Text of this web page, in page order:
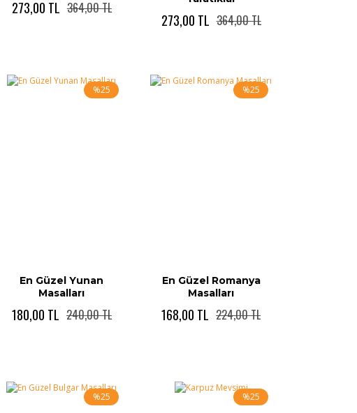
273,00 TL 364,00 TL
273,00 TL 364,00 TL
%25
En Güzel Yunan
Masalları
180,00 TL 240,00 TL
%25
En Güzel Romanya
Masalları
168,00 TL 224,00 TL
%25 %25